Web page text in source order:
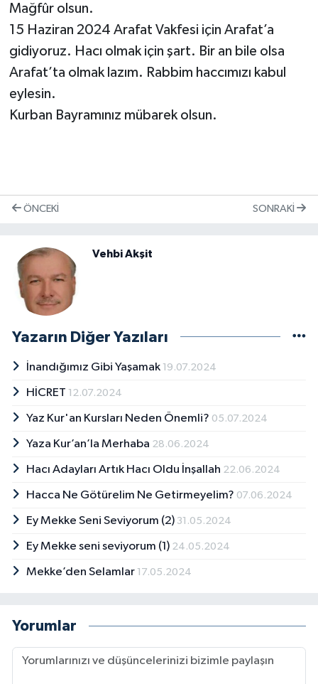
Mağfûr olsun.
15 Haziran 2024 Arafat Vakfesi için Arafat’a
gidiyoruz. Hacı olmak için şart. Bir an bile olsa
Arafat’ta olmak lazım. Rabbim haccımızı kabul
eylesin.
Kurban Bayramınız mübarek olsun.
ÖNCEKI SONRAKI
Vehbi Akşit
Yazarın Diğer Yazıları
İnandığımız Gibi Yaşamak 19.07.2024
HİCRET 12.07.2024
Yaz Kur'an Kursları Neden Önemli? 05.07.2024
Yaza Kur’an’la Merhaba 28.06.2024
Hacı Adayları Artık Hacı Oldu İnşallah 22.06.2024
Hacca Ne Götürelim Ne Getirmeyelim? 07.06.2024
Ey Mekke Seni Seviyorum (2) 31.05.2024
Ey Mekke seni seviyorum (1) 24.05.2024
Mekke’den Selamlar 17.05.2024
Yorumlar